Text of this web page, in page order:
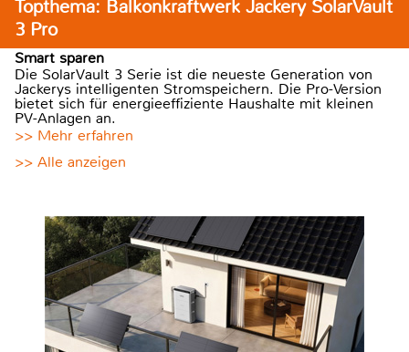
Topthema: Balkonkraftwerk Jackery SolarVault
3 Pro
Smart sparen
Die SolarVault 3 Serie ist die neueste Generation von
Jackerys intelligenten Stromspeichern. Die Pro-Version
bietet sich für energieeffiziente Haushalte mit kleinen
PV-Anlagen an.
>> Mehr erfahren
>> Alle anzeigen